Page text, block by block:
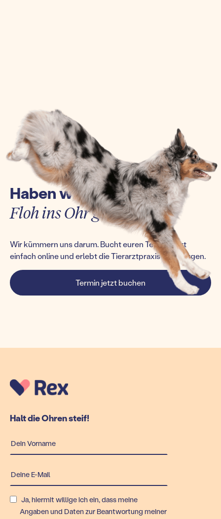
Haben wir euch einen
Floh ins Ohr gesetzt?
Wir kümmern uns darum. Bucht euren Termin jetzt
einfach online und erlebt die Tierarztpraxis von morgen.
Termin jetzt buchen
Halt die Ohren steif!
Ja, hiermit willige ich ein, dass meine
Angaben und Daten zur Beantwortung meiner